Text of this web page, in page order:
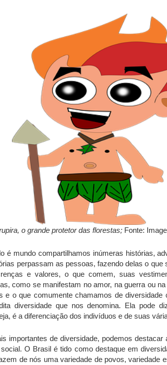
o grande protetor das florestas; Fonte:
é mundo compartilhamos inúmeras histórias,
perpassam as pessoas, fazendo delas o que
e valores, o que comem, suas
como se manifestam no amor, na guerra ou
e o que comumente chamamos de diversidade
diversidade que nos denomina. Ela pode
é a diferenciação dos indivíduos e de suas
importantes de diversidade, podemos
O Brasil é tido como destaque em
de nós uma variedade de povos, variedade